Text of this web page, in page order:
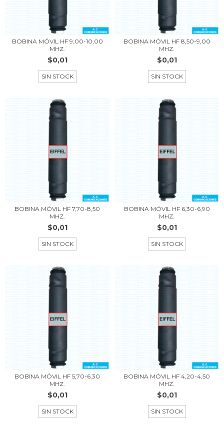
BOBINA MÓVIL HF 9,00-10,00
MHZ.
$0,01
SIN STOCK
BOBINA MÓVIL HF 8,50-9,00
MHZ.
$0,01
SIN STOCK
BOBINA MÓVIL HF 7,70-8,50
MHZ.
$0,01
SIN STOCK
BOBINA MÓVIL HF 6,30-6,90
MHZ.
$0,01
SIN STOCK
BOBINA MÓVIL HF 5,70-6,30
MHZ.
$0,01
SIN STOCK
BOBINA MÓVIL HF 4,20-4,50
MHZ.
$0,01
SIN STOCK